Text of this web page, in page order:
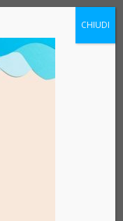
CHIUDI